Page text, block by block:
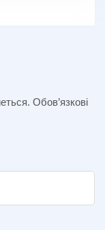
Обов’язкові